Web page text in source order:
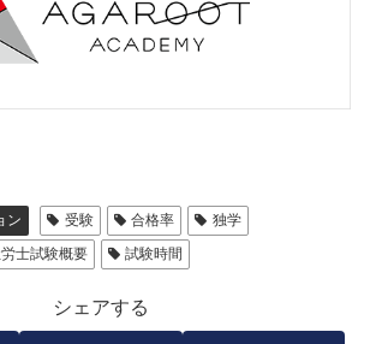
ン 受験 合格率
独学
士試験概要 試験時間
シェアする